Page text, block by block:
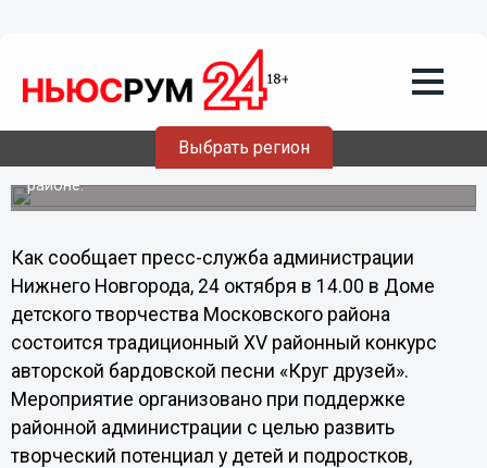
Выбрать регион
Конкурс бардовской песни пройдет в
Нижнем Новгороде
Традиционный XV районный конкурс авторской
бардовской песни «Круг друзей» пройдет в Московском
районе.
Как сообщает пресс-служба администрации
Нижнего Новгорода, 24 октября в 14.00 в Доме
детского творчества Московского района
состоится традиционный XV районный конкурс
авторской бардовской песни «Круг друзей».
Мероприятие организовано при поддержке
районной администрации с целью развить
творческий потенциал у детей и подростков,